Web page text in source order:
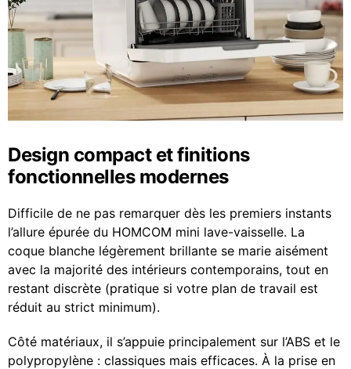
Design compact et finitions
fonctionnelles modernes
Difficile de ne pas remarquer dès les premiers instants
l’allure épurée du HOMCOM mini lave-vaisselle. La
coque blanche légèrement brillante se marie aisément
avec la majorité des intérieurs contemporains, tout en
restant discrète (pratique si votre plan de travail est
réduit au strict minimum).
Côté matériaux, il s’appuie principalement sur l’ABS et le
polypropylène : classiques mais efficaces. À la prise en